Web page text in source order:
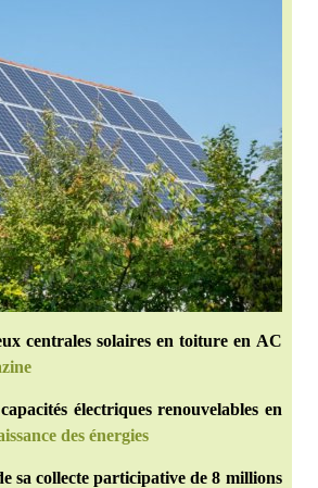
centrales solaires en toiture en AC
électriques renouvelables en
des énergies
sa collecte participative de 8 millions